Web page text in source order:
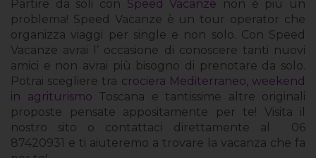
Partire da soli con Speed Vacanze non è più un
problema! Speed Vacanze è un tour operator che
organizza viaggi per single e non solo. Con Speed
Vacanze avrai l’ occasione di conoscere tanti nuovi
amici e non avrai più bisogno di prenotare da solo.
Potrai scegliere tra crociera Mediterraneo,weekend
in agriturismo Toscana e tantissime altre originali
proposte pensate appositamente per te! Visita il
nostro sito o contattaci direttamente al 06
87420931 e ti aiuteremo a trovare la vacanza che fa